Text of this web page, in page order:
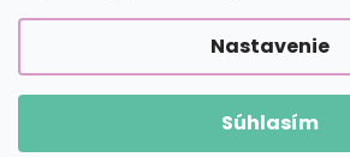
Nastavenie
Súhlasím
BEZPEČNÉ MOŽNOSTI PLATBY
Vymalujsisam.sk. Všetky